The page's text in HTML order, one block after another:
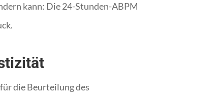
kann: Die 24-Stunden-ABPM
die Beurteilung des